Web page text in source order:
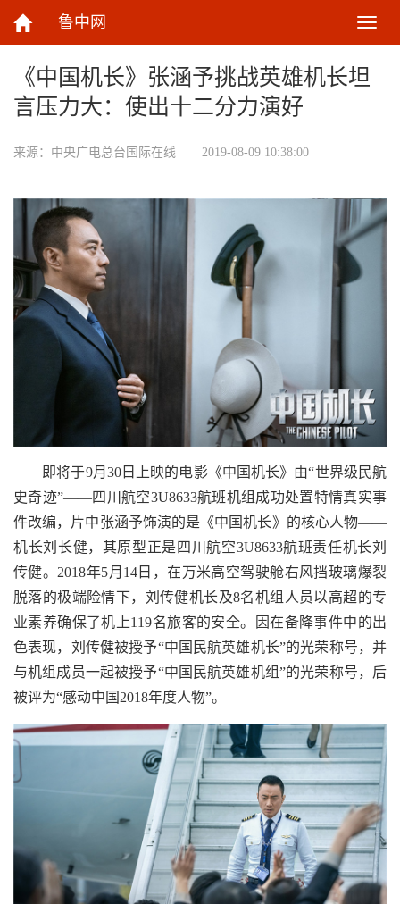
鲁中网
切
换
航
《中国机长》张涵予挑战英雄机长坦
言压力大：使出十二分力演好
来源： 中央广电总台国际在线 2019-08-09 10:38:00
即将于9月30日上映的电影《中国机长》由“世界级民航
史奇迹”——四川航空3U8633航班机组成功处置特情真实事
件改编，片中张涵予饰演的是《中国机长》的核心人物——
机长刘长健，其原型正是四川航空3U8633航班责任机长刘
传健。2018年5月14日，在万米高空驾驶舱右风挡玻璃爆裂
脱落的极端险情下，刘传健机长及8名机组人员以高超的专
业素养确保了机上119名旅客的安全。因在备降事件中的出
色表现，刘传健被授予“中国民航英雄机长”的光荣称号，并
与机组成员一起被授予“中国民航英雄机组”的光荣称号，后
被评为“感动中国2018年度人物”。